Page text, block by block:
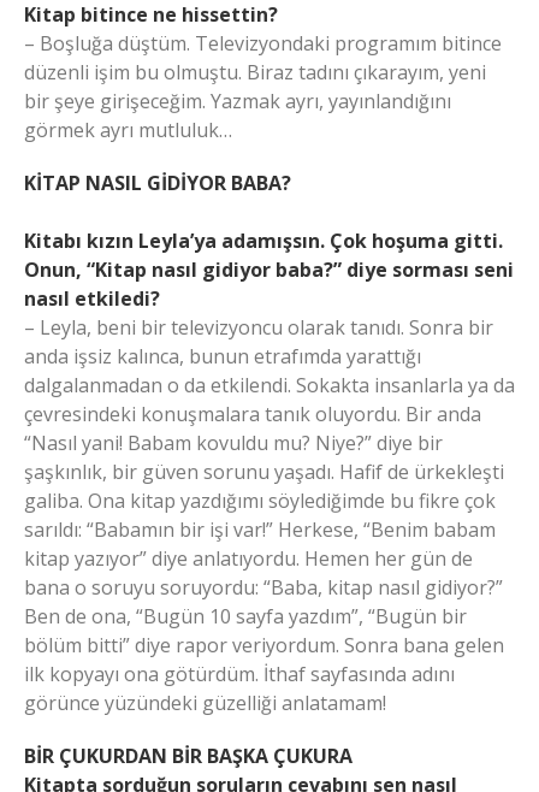
Kitap bitince ne hissettin?
– Boşluğa düştüm. Televizyondaki programım bitince
düzenli işim bu olmuştu. Biraz tadını çıkarayım, yeni
bir şeye girişeceğim. Yazmak ayrı, yayınlandığını
görmek ayrı mutluluk…
KİTAP NASIL GİDİYOR BABA?
Kitabı kızın Leyla’ya adamışsın. Çok hoşuma gitti.
Onun, “Kitap nasıl gidiyor baba?” diye sorması seni
nasıl etkiledi?
– Leyla, beni bir televizyoncu olarak tanıdı. Sonra bir
anda işsiz kalınca, bunun etrafımda yarattığı
dalgalanmadan o da etkilendi. Sokakta insanlarla ya da
çevresindeki konuşmalara tanık oluyordu. Bir anda
“Nasıl yani! Babam kovuldu mu? Niye?” diye bir
şaşkınlık, bir güven sorunu yaşadı. Hafif de ürkekleşti
galiba. Ona kitap yazdığımı söylediğimde bu fikre çok
sarıldı: “Babamın bir işi var!” Herkese, “Benim babam
kitap yazıyor” diye anlatıyordu. Hemen her gün de
bana o soruyu soruyordu: “Baba, kitap nasıl gidiyor?”
Ben de ona, “Bugün 10 sayfa yazdım”, “Bugün bir
bölüm bitti” diye rapor veriyordum. Sonra bana gelen
ilk kopyayı ona götürdüm. İthaf sayfasında adını
görünce yüzündeki güzelliği anlatamam!
BİR ÇUKURDAN BİR BAŞKA ÇUKURA
Kitapta sorduğun soruların cevabını sen nasıl